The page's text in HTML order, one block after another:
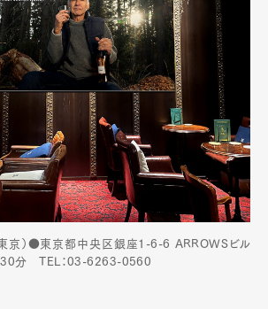
京）●東京都中央区銀座1-6-6 ARROWSビル
分 TEL：03-6263-0560